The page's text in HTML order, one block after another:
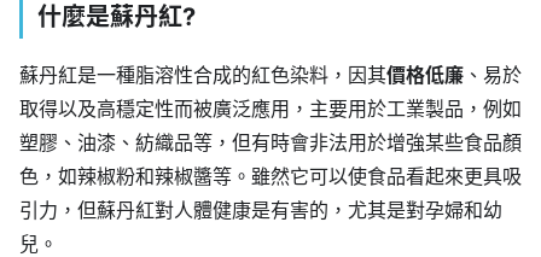
什麼是蘇丹紅?
蘇丹紅是一種脂溶性合成的紅色染料，因其價格低廉 、易於
取得以及高穩定性而被廣泛應用，主要用於工業製品，例如
塑膠、油漆、紡織品等，但有時會非法用於增強某些食品顏
色，如辣椒粉和辣椒醬等。雖然它可以使食品看起來更具吸
引力，但蘇丹紅對人體健康是有害的，尤其是對孕婦和幼
兒。